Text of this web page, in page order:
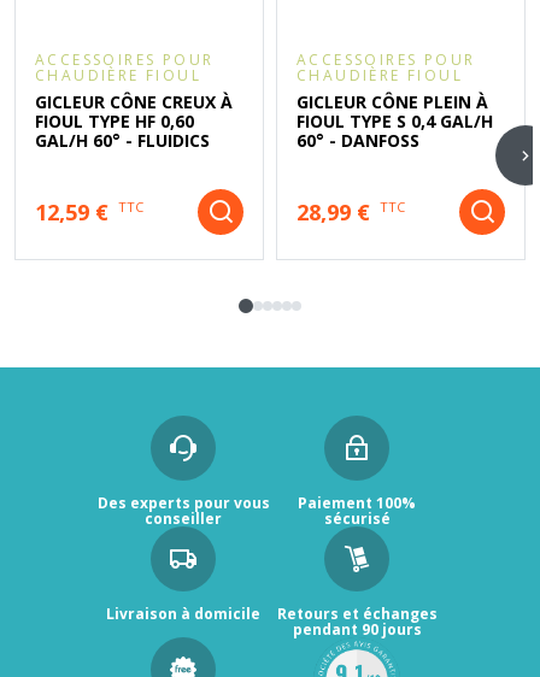
ACCESSOIRES POUR
CHAUDIÈRE FIOUL
GICLEUR CÔNE CREUX À
FIOUL TYPE HF 0,60
GAL/H 60° - FLUIDICS
12,59 € TTC
ACCESSOIRES POUR
CHAUDIÈRE FIOUL
GICLEUR CÔNE PLEIN À
FIOUL TYPE S 0,4 GAL/H
60° - DANFOSS
28,99 € TTC
Des experts pour vous
conseiller
Paiement 100%
sécurisé
Livraison à domicile Retours et échanges
pendant 90 jours